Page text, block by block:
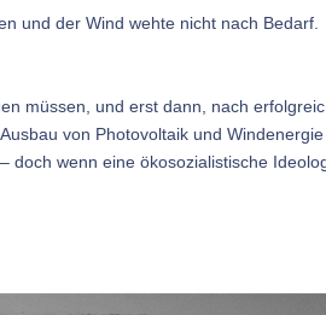
und der Wind wehte nicht nach Bedarf.
müssen, und erst dann, nach
von Photovoltaik und Windenergie
doch wenn eine ökosozialistische